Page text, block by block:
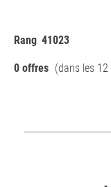
Rang 41023
0 offres (dans les